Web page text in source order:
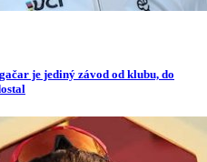
je jediný závod od klubu, do